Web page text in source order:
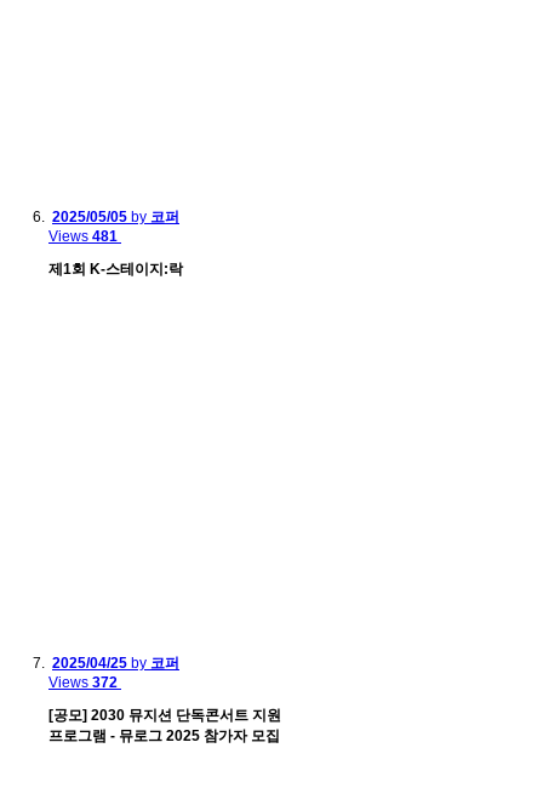
2025/05/05 by 코퍼
Views 481
제1회 K-스테이지:락
2025/04/25 by 코퍼
Views 372
[공모] 2030 뮤지션 단독콘서트 지원
프로그램 - 뮤로그 2025 참가자 모집